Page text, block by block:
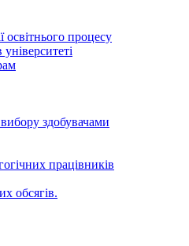
освітнього процесу
здобувачами
працівників
oбсягів.